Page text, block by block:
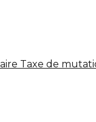
Taxe de